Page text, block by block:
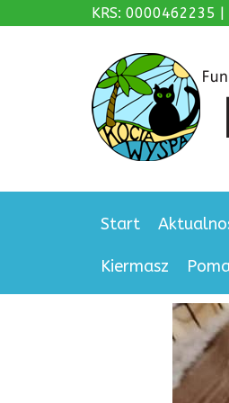
KRS: 0000462235 |
Start
Kiermasz